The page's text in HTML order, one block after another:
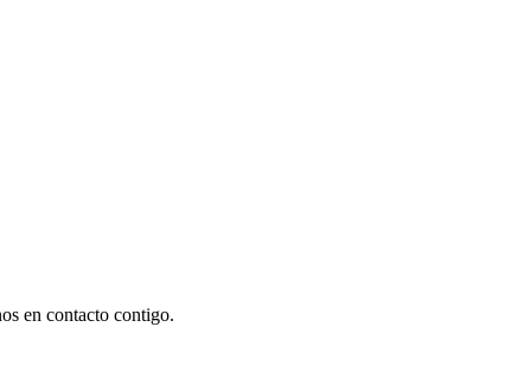
en contacto contigo.